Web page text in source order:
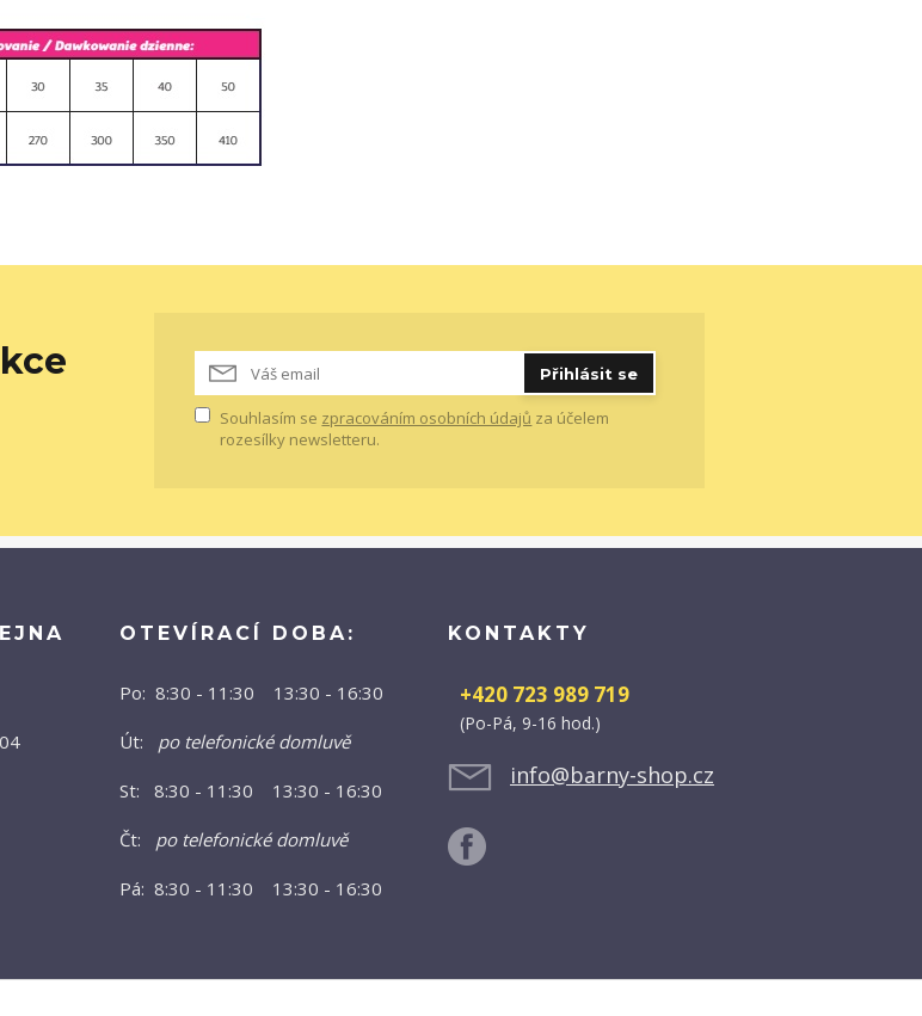
Přihlásit se
Souhlasím se zpracováním osobních údajů za účelem
rozesílky newsletteru.
OTEVÍRACÍ DOBA:
Po: 8:30 - 11:30 13:30 - 16:30
Út: po telefonické domluvě
St: 8:30 - 11:30 13:30 - 16:30
Čt: po telefonické domluvě
Pá: 8:30 - 11:30 13:30 - 16:30
KONTAKTY
+420 723 989 719
(Po-Pá, 9-16 hod.)
info@barny-shop.cz